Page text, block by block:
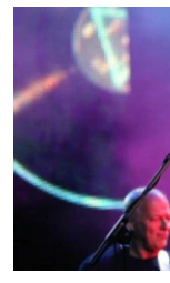
Вернутся
поиску
КАВКАЗ.РЕАЛИИ
СЕВЕР.РЕАЛИИ
СИБИРЬ.РЕАЛИИ
РАСПИСАНИЕ
ПОДПИШИТЕСЬ
СОЦИАЛЬНЫЕ СЕТИ